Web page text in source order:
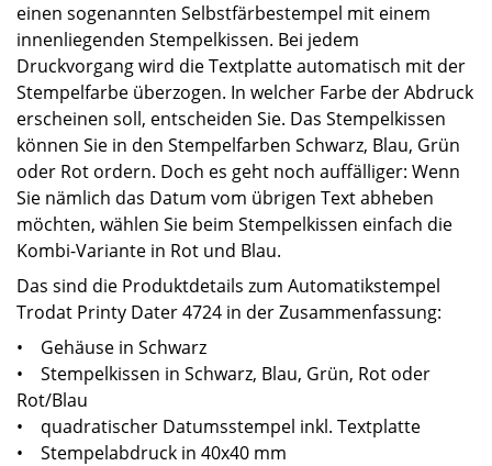
einen sogenannten Selbstfärbestempel mit einem
innenliegenden Stempelkissen. Bei jedem
Druckvorgang wird die Textplatte automatisch mit der
Stempelfarbe überzogen. In welcher Farbe der Abdruck
erscheinen soll, entscheiden Sie. Das Stempelkissen
können Sie in den Stempelfarben Schwarz, Blau, Grün
oder Rot ordern. Doch es geht noch auffälliger: Wenn
Sie nämlich das Datum vom übrigen Text abheben
möchten, wählen Sie beim Stempelkissen einfach die
Kombi-Variante in Rot und Blau.
Das sind die Produktdetails zum Automatikstempel
Trodat Printy Dater 4724 in der Zusammenfassung:
• Gehäuse in Schwarz
• Stempelkissen in Schwarz, Blau, Grün, Rot oder
Rot/Blau
• quadratischer Datumsstempel inkl. Textplatte
• Stempelabdruck in 40x40 mm